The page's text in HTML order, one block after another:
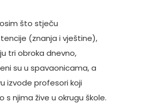
što stječu
(znanja i vještine),
tri obroka dnevno,
su u spavaonicama, a
izvode profesori koji
s njima žive u okrugu škole.